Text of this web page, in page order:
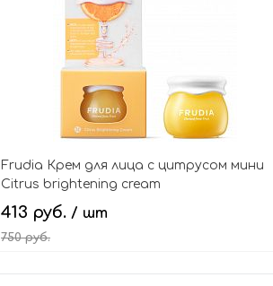
Frudia Крем для лица с цитрусом мини
Citrus brightening cream
413 руб. / шт
750 руб.